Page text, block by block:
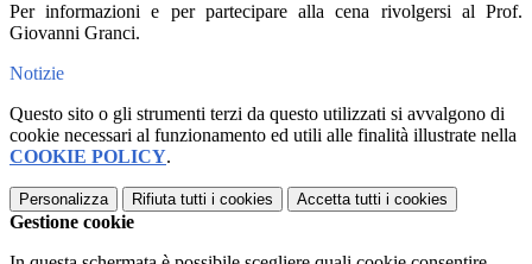
Per informazioni e per partecipare alla cena rivolgersi al Prof.
Giovanni Granci.
Notizie
Questo sito o gli strumenti terzi da questo utilizzati si avvalgono di
cookie necessari al funzionamento ed utili alle finalità illustrate nella
COOKIE POLICY.
Personalizza Rifiuta tutti i cookies Accetta tutti i cookies
Gestione cookie